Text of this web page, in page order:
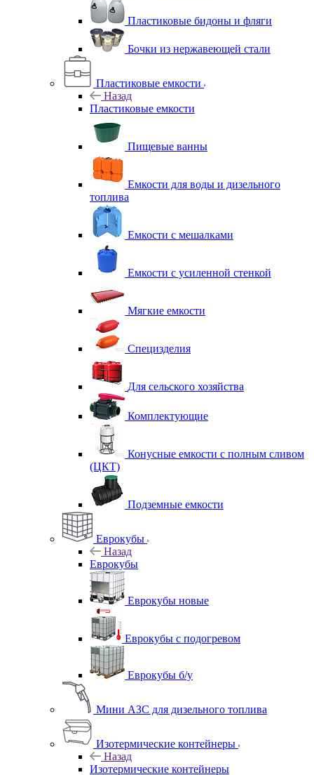
Пластиковые бидоны и фляги
Бочки из нержавеющей стали
Пластиковые емкости
Назад
Пластиковые емкости
Пищевые ванны
Емкости для воды и дизельного
топлива
Емкости с мешалками
Емкости с усиленной стенкой
Мягкие емкости
Специзделия
Для сельского хозяйства
Комплектующие
Конусные емкости с полным сливом
(ЦКТ)
Подземные емкости
Еврокубы
Назад
Еврокубы
Еврокубы новые
Еврокубы с подогревом
Еврокубы б/у
Мини АЗС для дизельного топлива
Изотермические контейнеры
Назад
Изотермические контейнеры